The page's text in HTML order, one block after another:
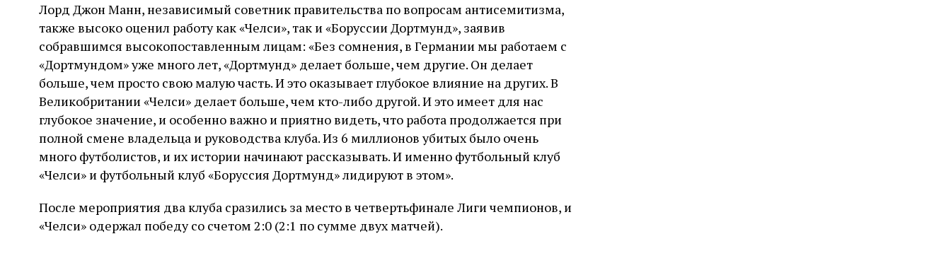
Лорд Джон Манн, независимый советник правительства по вопросам антисемитизма,
также высоко оценил работу как «Челси», так и «Боруссии Дортмунд», заявив
собравшимся высокопоставленным лицам: «Без сомнения, в Германии мы работаем с
«Дортмундом» уже много лет, «Дортмунд» делает больше, чем другие. Он делает
больше, чем просто свою малую часть. И это оказывает глубокое влияние на других. В
Великобритании «Челси» делает больше, чем кто-либо другой. И это имеет для нас
глубокое значение, и особенно важно и приятно видеть, что работа продолжается при
полной смене владельца и руководства клуба. Из 6 миллионов убитых было очень
много футболистов, и их истории начинают рассказывать. И именно футбольный клуб
«Челси» и футбольный клуб «Боруссия Дортмунд» лидируют в этом».
После мероприятия два клуба сразились за место в четвертьфинале Лиги чемпионов, и
«Челси» одержал победу со счетом 2:0 (2:1 по сумме двух матчей).